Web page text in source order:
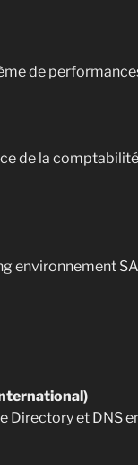
de
de la
environnement
Directory et DNS